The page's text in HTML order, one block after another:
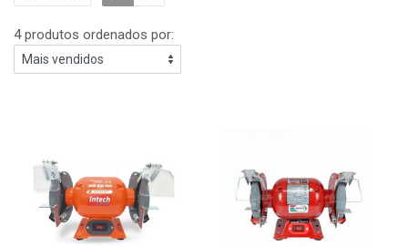
4 produtos ordenados por: